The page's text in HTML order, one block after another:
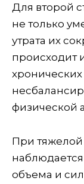
Для второй
не только
утрата их
происходит
физической
При тяжелой
объема и